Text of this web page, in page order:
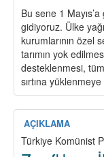
Bu sene 1
gidiyoruz. Ülke
kurumlarının özel
tarımın yok
desteklenmesi,
sırtına yüklenmeye
AÇIKLAMA
Türkiye Komünist